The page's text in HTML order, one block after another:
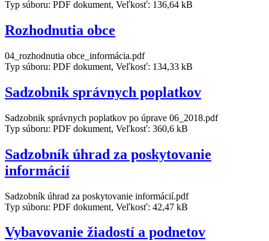
Typ súboru: PDF dokument, Veľkosť: 136,64 kB
Rozhodnutia obce
04_rozhodnutia obce_informácia.pdf
Typ súboru: PDF dokument, Veľkosť: 134,33 kB
Sadzobnik správnych poplatkov
Sadzobnik správnych poplatkov po úprave 06_2018.pdf
Typ súboru: PDF dokument, Veľkosť: 360,6 kB
Sadzobník úhrad za poskytovanie
informácií
Sadzobník úhrad za poskytovanie informácií.pdf
Typ súboru: PDF dokument, Veľkosť: 42,47 kB
Vybavovanie žiadostí a podnetov